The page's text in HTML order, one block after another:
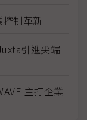
制革新
引進尖端
主打企業